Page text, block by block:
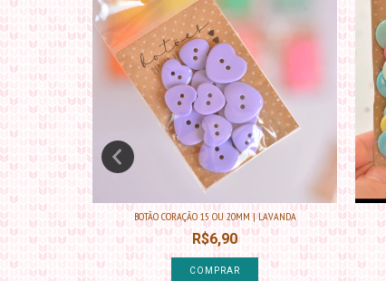
BOTÃO CORAÇÃO 15 OU 20MM | LAVANDA
R$6,90
COMPRAR